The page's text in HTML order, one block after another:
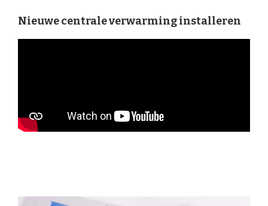
Nieuwe centrale verwarming installeren